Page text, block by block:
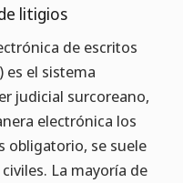
litigios
de escritos
) es el sistema
judicial surcoreano,
electrónica los
obligatorio, se suele
La mayoría de